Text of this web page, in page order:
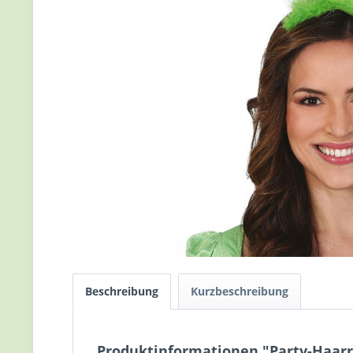
Beschreibung Kurzbeschreibung